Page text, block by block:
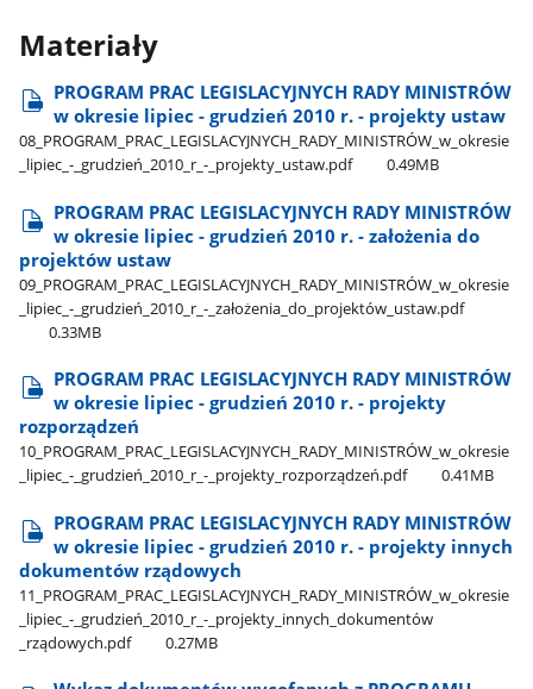
Materiały
PROGRAM PRAC LEGISLACYJNYCH RADY MINISTRÓW
w okresie lipiec - grudzień 2010 r. - projekty ustaw
08​_PROGRAM​_PRAC​_LEGISLACYJNYCH​_RADY​_MINISTRÓW​_w​_okresie​
_lipiec​_-​_grudzień​_2010​_r​_-​_projekty​_ustaw.pdf
0.49MB
PROGRAM PRAC LEGISLACYJNYCH RADY MINISTRÓW
w okresie lipiec - grudzień 2010 r. - założenia do
projektów ustaw
09​_PROGRAM​_PRAC​_LEGISLACYJNYCH​_RADY​_MINISTRÓW​_w​_okresie​
_lipiec​_-​_grudzień​_2010​_r​_-​_założenia​_do​_projektów​_ustaw.pdf
0.33MB
PROGRAM PRAC LEGISLACYJNYCH RADY MINISTRÓW
w okresie lipiec - grudzień 2010 r. - projekty
rozporządzeń
10​_PROGRAM​_PRAC​_LEGISLACYJNYCH​_RADY​_MINISTRÓW​_w​_okresie​
_lipiec​_-​_grudzień​_2010​_r​_-​_projekty​_rozporządzeń.pdf
0.41MB
PROGRAM PRAC LEGISLACYJNYCH RADY MINISTRÓW
w okresie lipiec - grudzień 2010 r. - projekty innych
dokumentów rządowych
11​_PROGRAM​_PRAC​_LEGISLACYJNYCH​_RADY​_MINISTRÓW​_w​_okresie​
_lipiec​_-​_grudzień​_2010​_r​_-​_projekty​_innych​_dokumentów​
_rządowych.pdf
0.27MB